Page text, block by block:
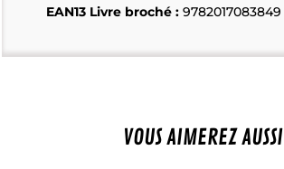
EAN13 Livre broché : 9782017083849
VOUS AIMEREZ AUSSI